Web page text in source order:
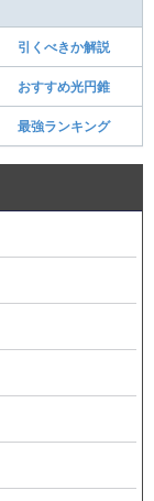
引くべきか解説
おすすめ光円錐
最強ランキング